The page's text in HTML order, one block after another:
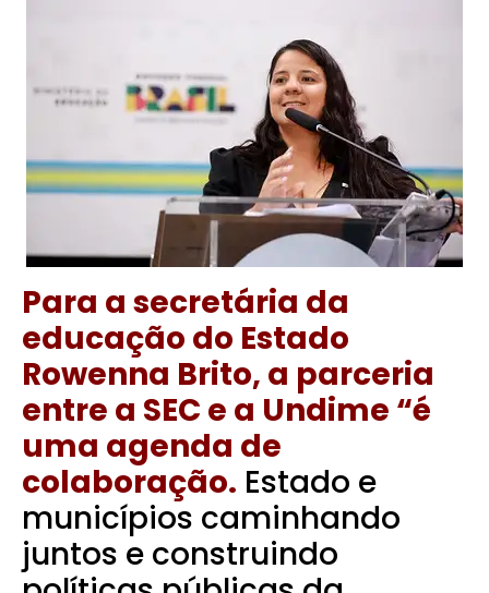
Para a secretária da
educação do Estado
Rowenna Brito, a parceria
entre a SEC e a Undime “é
uma agenda de
colaboração. Estado e
municípios caminhando
juntos e construindo